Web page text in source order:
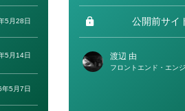
5月28日
5月14日
5月7日
リ
公開前サイ
渡辺 由
フロントエンド・エン